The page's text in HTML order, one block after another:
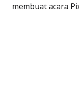
membuat acara